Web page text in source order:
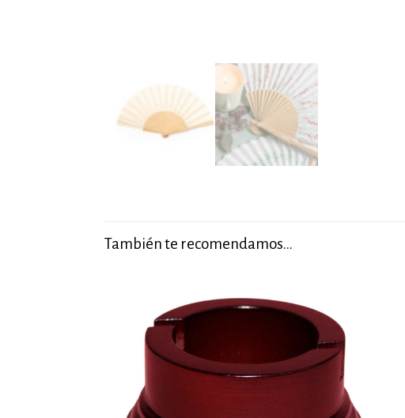
También te recomendamos…